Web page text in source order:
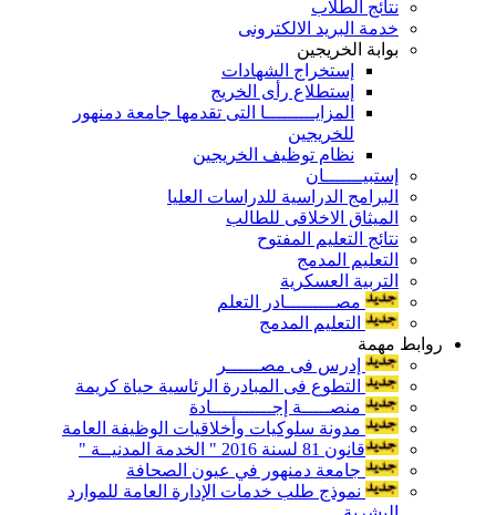
نتائج الطلاب
خدمة البريد الالكترونى
بوابة الخريجين
إستخراج الشهادات
إستطلاع رأى الخريج
المزايـــــــــا التى تقدمها جامعة دمنهور
للخريجين
نظام توظيف الخريجين
إستبيـــــــان
البرامج الدراسية للدراسات العليا
الميثاق الاخلاقى للطالب
نتائج التعليم المفتوح
التعليم المدمج
التربية العسكرية
مصـــــــــادر التعلم
التعليم المدمج
روابط مهمة
إدرس فى مصــــــر
التطوع فى المبادرة الرئاسية حياة كريمة
منصـــــة إجـــــــــــادة
مدونة سلوكيات وأخلاقيات الوظيفة العامة
قانون 81 لسنة 2016 " الخدمة المدنيــة "
جامعة دمنهور في عيون الصحافة
نموذج طلب خدمات الإدارة العامة للموارد